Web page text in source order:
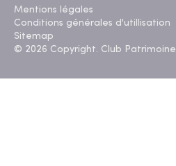
Mentions légales
Conditions générales d'utillisation
Sitemap
© 2026 Copyright. Club Patrimoine